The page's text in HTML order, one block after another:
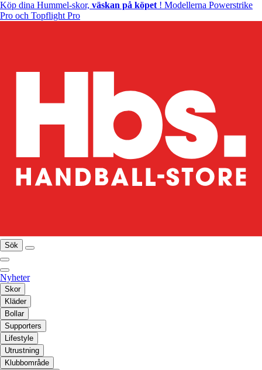
Köp dina Hummel-skor, väskan på köpet ! Modellerna Powerstrike
Pro och Topflight Pro
Sök
Nyheter
Skor
Kläder
Bollar
Supporters
Lifestyle
Utrustning
Klubbområde